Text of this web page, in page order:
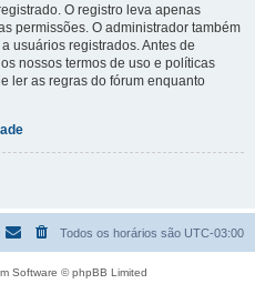
O registro leva apenas
permissões. O administrador também
usuários registrados. Antes de
nossos termos de uso e políticas
ler as regras do fórum enquanto
Todos os horários são UTC-03:00
Software © phpBB Limited